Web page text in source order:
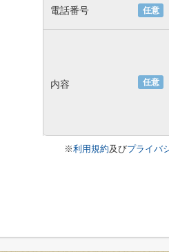
電話番号 任意
内容 任意
※利用規約及びプライバ